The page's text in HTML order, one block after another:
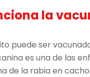
la
puede ser
es una de las
de la rabia en